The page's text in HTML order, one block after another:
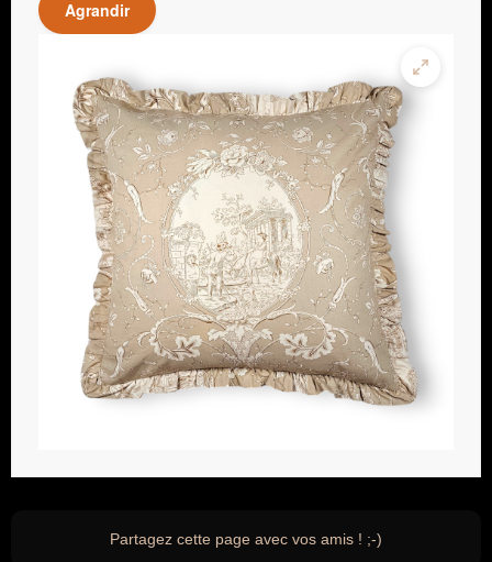
Agrandir
Partagez cette page avec vos amis ! ;-)